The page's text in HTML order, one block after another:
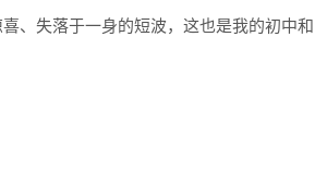
、失落于一身的短波，这也是我的初中和